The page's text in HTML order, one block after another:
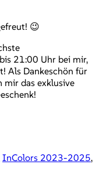
😉
21:00 Uhr bei mir,
Als Dankeschön für
mir das exklusive
InColors 2023-2025,